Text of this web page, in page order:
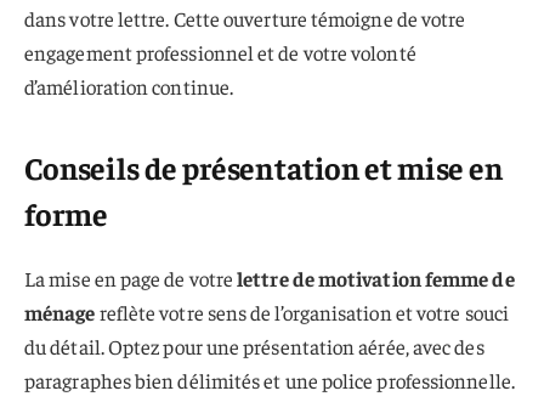
dans votre lettre. Cette ouverture témoigne de votre
engagement professionnel et de votre volonté
d’amélioration continue.
Conseils de présentation et mise en
forme
La mise en page de votrelettre de motivation femme de
ménagereflète votre sens de l’organisation et votre souci
du détail. Optez pour une présentation aérée, avec des
paragraphes bien délimités et une police professionnelle.